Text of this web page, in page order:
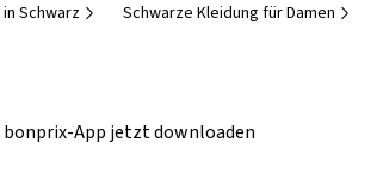
Schwarz Schwarze Kleidung für Damen
bonprix-App jetzt downloaden